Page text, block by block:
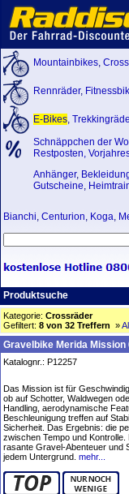
Mountainbikes,
Rennräder,
E-Bikes,
Schnäppchen der
Restposten,
Anhänger,
Gutscheine,
Bianchi, Centurion, Koga,
Produktsuche
Kategorie: Crossräder
Gefiltert: 8 von 32 Treffern »
Gravelbike Merida Mission
Katalognr.: P12257
Das Mission ist für
ob auf Schotter, Waldwegen
Handling, aerodynamische
Beschleunigung treffen auf
Sicherheit. Das Ergebnis: die
zwischen Tempo und Kontrolle.
rasante Gravel-Abenteuer und
jedem Untergrund. mehr...